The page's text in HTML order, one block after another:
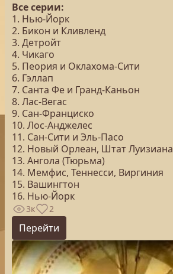
Все серии:
1. Нью-Йорк
2. Бикон и Кливленд
3. Детройт
4. Чикаго
5. Пеория и Оклахома-Сити
6. Гэллап
7. Санта Фе и Гранд-Каньон
8. Лас-Вегас
9. Сан-Франциско
10. Лос-Анджелес
11. Сан-Сити и Эль-Пасо
12. Новый Орлеан, Штат Луизиана
13. Ангола (Тюрьма)
14. Мемфис, Теннесси, Виргиния
15. Вашингтон
16. Нью-Йорк
3к 2
Перейти